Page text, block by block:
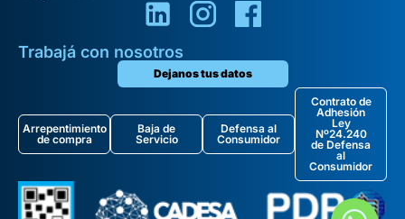
Trabajá con nosotros
Dejanos tus datos
Arrepentimiento
de compra
Baja de
Servicio
Defensa al
Consumidor
Contrato de
Adhesión
Ley
Nº24.240
de Defensa
al
Consumidor